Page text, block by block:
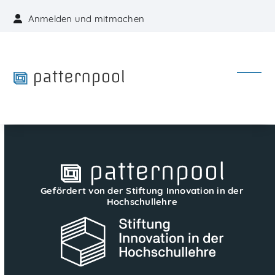
Anmelden und mitmachen
menu
menu
Gefördert von der Stiftung Innovation in der
Hochschullehre